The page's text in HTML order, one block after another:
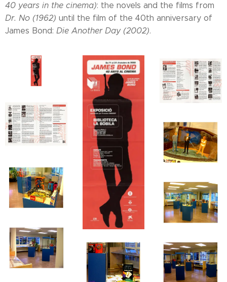
40 years in the cinema): the novels and the films from
Dr. No (1962) until the film of the 40th anniversary of
James Bond: Die Another Day (2002).